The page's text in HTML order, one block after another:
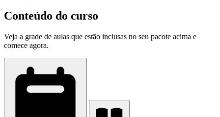
Conteúdo do curso
Veja a grade de aulas que estão inclusas no seu pacote acima e
comece agora.